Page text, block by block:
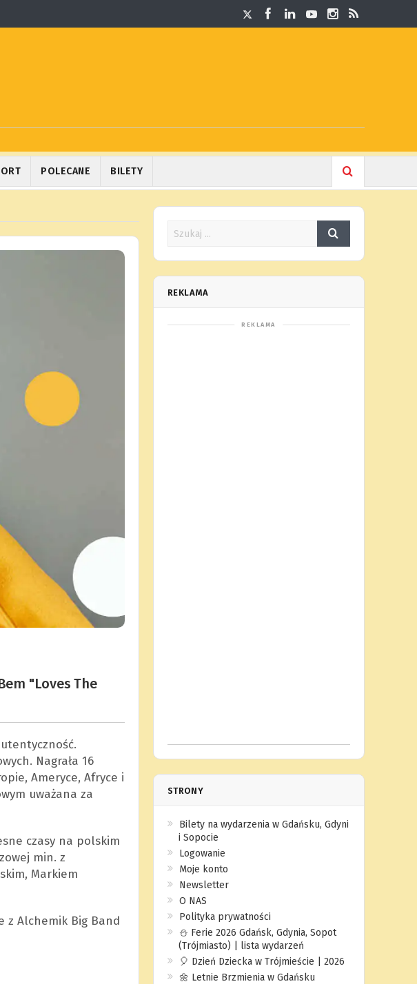
POLECANE BILETY
"Loves The
Nagrała 16
Ameryce, Afryce i
uważana za
czasy na polskim
min. z
Markiem
z Alchemik Big Band
REKLAMA
STRONY
Bilety na wydarzenia w Gdańsku, Gdyni
i Sopocie
Logowanie
Moje konto
Newsletter
O NAS
Polityka prywatności
⛄️ Ferie 2026 Gdańsk, Gdynia, Sopot
(Trójmiasto) | lista wydarzeń
🎈 Dzień Dziecka w Trójmieście | 2026
🌼 Letnie Brzmienia w Gdańsku